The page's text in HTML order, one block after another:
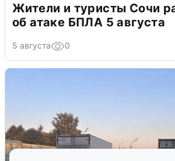
Жители и туристы Сочи
об атаке БПЛА 5 августа
5 августа 0